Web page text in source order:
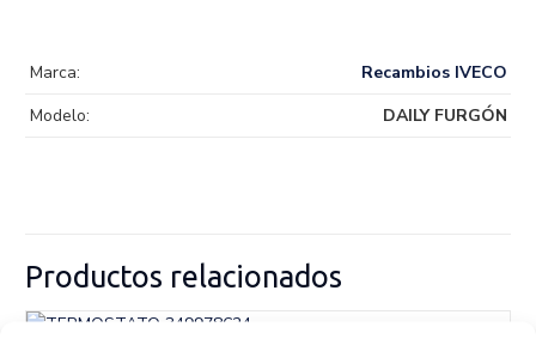
Marca:
Recambios IVECO
Modelo:
DAILY FURGÓN
Productos relacionados